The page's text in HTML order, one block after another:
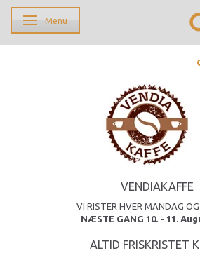
Skifte navigation
Menu
VENDIAKAFFE
VI RISTER HVER MANDAG
NÆSTE GANG 10. - 11.
ALTID FRISKRISTET